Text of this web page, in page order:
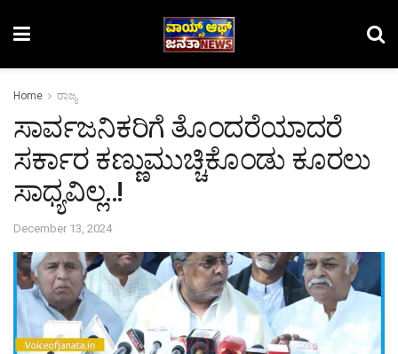
Home ರಾಜ್ಯ
ಸಾರ್ವಜನಿಕರಿಗೆ ತೊಂದರೆಯಾದರೆ
ಸರ್ಕಾರ ಕಣ್ಣುಮುಚ್ಚಿಕೊಂಡು ಕೂರಲು
ಸಾಧ್ಯವಿಲ್ಲ..!
December 13, 2024